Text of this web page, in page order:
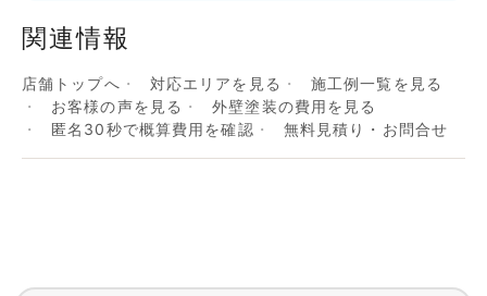
関連情報
店舗トップへ 対応エリアを見る
施工例一覧を見る
お客様の声を見る
外壁塗装の費用を見る
匿名30秒で概算費用を確認
無料見積り・お問合せ